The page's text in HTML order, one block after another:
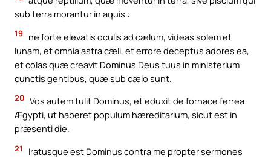
sub terra morantur in aquis :
19
ne forte elevatis oculis ad cælum, videas solem et
lunam, et omnia astra cæli, et errore deceptus adores ea,
et colas quæ creavit Dominus Deus tuus in ministerium
cunctis gentibus, quæ sub cælo sunt.
20 Vos autem tulit Dominus, et eduxit de fornace ferrea
Ægypti, ut haberet populum hæreditarium, sicut est in
præsenti die.
21
Iratusque est Dominus contra me propter sermones